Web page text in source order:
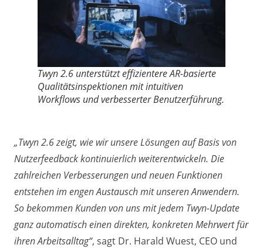
Twyn 2.6 unterstützt effizientere AR-basierte
Qualitätsinspektionen mit intuitiven
Workflows und verbesserter Benutzerführung.
„Twyn 2.6 zeigt, wie wir unsere Lösungen auf Basis von
Nutzerfeedback kontinuierlich weiterentwickeln. Die
zahlreichen Verbesserungen und neuen Funktionen
entstehen im engen Austausch mit unseren Anwendern.
So bekommen Kunden von uns mit jedem Twyn-Update
ganz automatisch einen direkten, konkreten Mehrwert für
ihren Arbeitsalltag“, sagt Dr. Harald Wuest, CEO und